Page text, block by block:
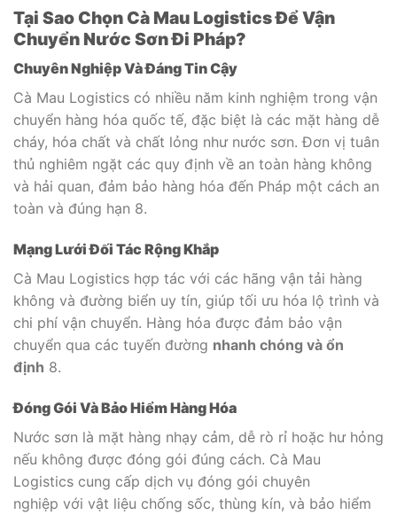
Tại Sao Chọn Cà Mau Logistics Để Vận
Chuyển Nước Sơn Đi Pháp?
Chuyên Nghiệp Và Đáng Tin Cậy
Cà Mau Logistics có nhiều năm kinh nghiệm trong vận
chuyển hàng hóa quốc tế, đặc biệt là các mặt hàng dễ
cháy, hóa chất và chất lỏng như nước sơn. Đơn vị tuân
thủ nghiêm ngặt các quy định về an toàn hàng không
và hải quan, đảm bảo hàng hóa đến Pháp một cách an
toàn và đúng hạn 8.
Mạng Lưới Đối Tác Rộng Khắp
Cà Mau Logistics hợp tác với các hãng vận tải hàng
không và đường biển uy tín, giúp tối ưu hóa lộ trình và
chi phí vận chuyển. Hàng hóa được đảm bảo vận
chuyển qua các tuyến đường nhanh chóng và ổn
định 8.
Đóng Gói Và Bảo Hiểm Hàng Hóa
Nước sơn là mặt hàng nhạy cảm, dễ rò rỉ hoặc hư hỏng
nếu không được đóng gói đúng cách. Cà Mau
Logistics cung cấp dịch vụ đóng gói chuyên
nghiệp với vật liệu chống sốc, thùng kín, và bảo hiểm